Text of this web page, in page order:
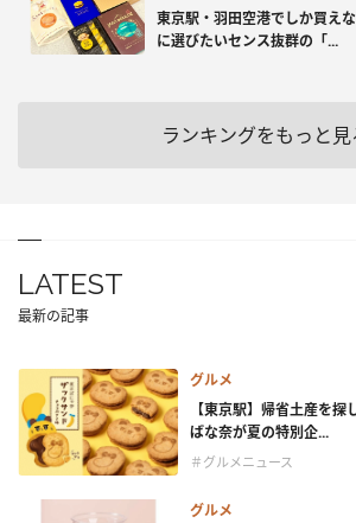
東京駅・羽田空港でしか買え
に選びたいセンス抜群の「...
ランキングをもっと見
LATEST
最新の記事
グルメ
【東京駅】帰省土産を
ばな奈が夏の特別企...
＃グルメニュース
グルメ